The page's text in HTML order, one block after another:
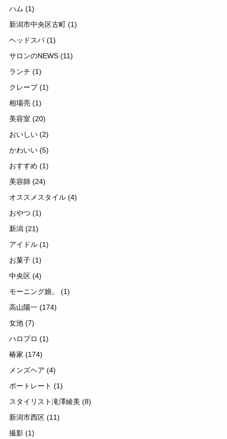
ハム (1)
新潟市中央区古町 (1)
ヘッドスパ (1)
サロンのNEWS (11)
ランチ (1)
クレープ(1)
相場亮 (1)
美容室 (20)
おいしい (2)
かわいい (5)
おすすめ (1)
美容師 (24)
オススメスタイル (4)
おやつ (1)
新潟 (21)
アイドル (1)
お菓子 (1)
中央区 (4)
モーニング娘。 (1)
高山陽一 (174)
女池 (7)
ハロプロ (1)
椿家 (174)
メンズヘア (4)
ポートレート (1)
スタイリスト滝澤綾美 (8)
新潟市西区 (11)
撮影 (1)